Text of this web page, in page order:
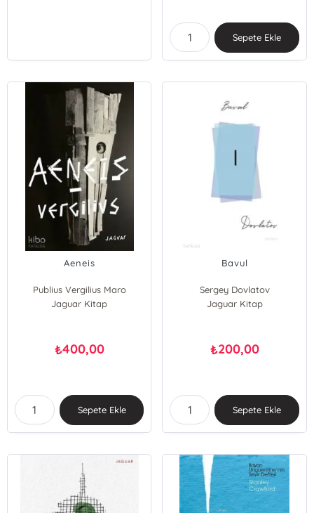
Sepete Ekle
Aeneis
Publius Vergilius Maro
Jaguar Kitap
₺400,00
Sepete Ekle
Bavul
Sergey Dovlatov
Jaguar Kitap
₺200,00
Sepete Ekle